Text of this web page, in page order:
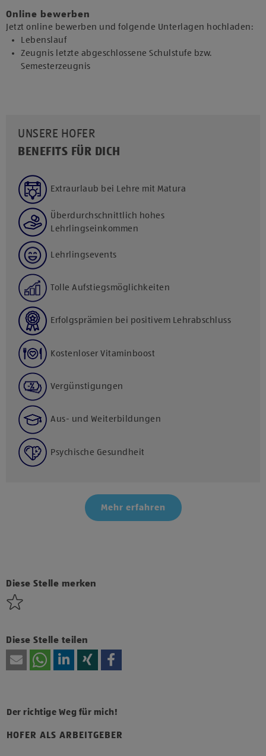
Online bewerben
Jetzt online bewerben und folgende Unterlagen hochladen:
Lebenslauf
Zeugnis letzte abgeschlossene Schulstufe bzw.
Semesterzeugnis
UNSERE HOFER
BENEFITS FÜR DICH
Extraurlaub bei Lehre mit Matura
Überdurchschnittlich hohes
Lehrlingseinkommen
Lehrlingsevents
Tolle Aufstiegsmöglichkeiten
Erfolgsprämien bei positivem Lehrabschluss
Kostenloser Vitaminboost
Vergünstigungen
Aus- und Weiterbildungen
Psychische Gesundheit
Mehr erfahren
Diese Stelle merken
Diese Stelle teilen
HOFER ALS ARBEITGEBER
Der richtige Weg für mich!